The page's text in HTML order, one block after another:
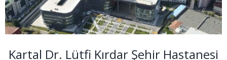
Kartal Dr. Lütfi Kırdar Şehir Hastanesi